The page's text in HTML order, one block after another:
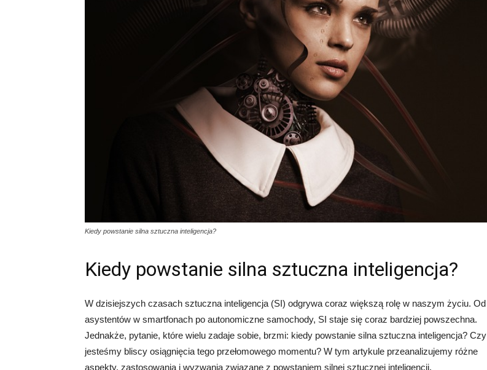
Kiedy powstanie silna sztuczna inteligencja?
Kiedy powstanie silna sztuczna inteligencja?
W dzisiejszych czasach sztuczna inteligencja (SI) odgrywa coraz większą rolę w naszym życiu. Od
asystentów w smartfonach po autonomiczne samochody, SI staje się coraz bardziej powszechna.
Jednakże, pytanie, które wielu zadaje sobie, brzmi: kiedy powstanie silna sztuczna inteligencja? Czy
jesteśmy bliscy osiągnięcia tego przełomowego momentu? W tym artykule przeanalizujemy różne
aspekty, zastosowania i wyzwania związane z powstaniem silnej sztucznej inteligencji.